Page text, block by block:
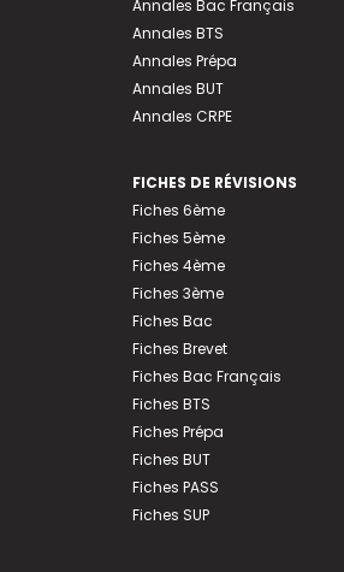
Annales Bac Français
Annales BTS
Annales Prépa
Annales BUT
Annales CRPE
FICHES DE RÉVISIONS
Fiches 6ème
Fiches 5ème
Fiches 4ème
Fiches 3ème
Fiches Bac
Fiches Brevet
Fiches Bac Français
Fiches BTS
Fiches Prépa
Fiches BUT
Fiches PASS
Fiches SUP